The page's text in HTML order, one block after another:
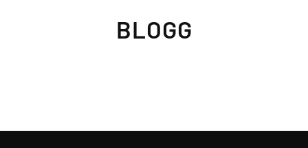
BLOGG